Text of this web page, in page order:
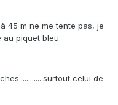
45 m ne me tente pas, je
piquet bleu.
celui de